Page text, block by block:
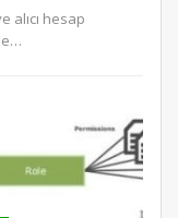
alıcı hesap